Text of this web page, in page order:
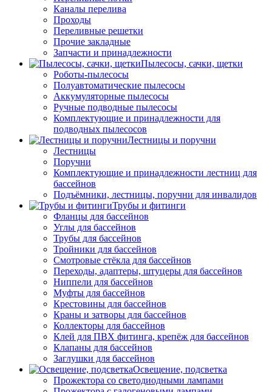
Каналы перелива
Проходы
Переливные решетки
Прочие закладные
Запчасти и принадлежности
Пылесосы, сачки, щетки
Роботы-пылесосы
Полуавтоматические пылесосы
Аккумуляторные пылесосы
Ручные подводные пылесосы
Комплектующие и принадлежности для
подводных пылесосов
Лестницы и поручни
Лестницы
Поручни
Комплектующие и принадлежности лестниц для
бассейнов
Подъёмники, лестницы, поручни для инвалидов
Трубы и фитинги
Фланцы для бассейнов
Углы для бассейнов
Трубы для бассейнов
Тройники для бассейнов
Смотровые стёкла для бассейнов
Переходы, адаптеры, штуцеры для бассейнов
Ниппели для бассейнов
Муфты для бассейнов
Крестовины для бассейнов
Краны и затворы для бассейнов
Коллекторы для бассейнов
Клей для ПВХ фитинга, крепёж для бассейнов
Клапаны для бассейнов
Заглушки для бассейнов
Освещение, подсветка
Прожектора со светодиодными лампами